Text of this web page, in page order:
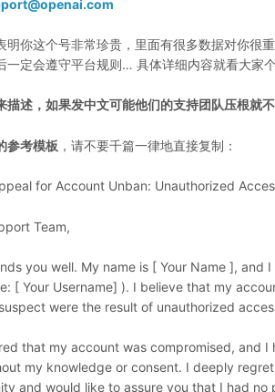
明你这个号非常珍贵，里面有很多数据对你很
一定会遵守平台规则… 具体详细内容就看大家个
描述，如果发中文可能他们的支持团队压根就
参考模板 ，请不要千篇一律地直接复制：
for Account Unban: Unauthorized
Team,
you well. My name is [ Your Name ],
[ Your Username] ). I believe that my
were the result of unauthorized
that my account was compromised, and
my knowledge or consent. I deeply
and would like to assure you that I had